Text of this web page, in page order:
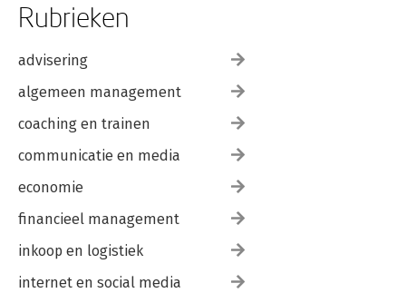
Rubrieken
advisering
algemeen management
coaching en trainen
communicatie en media
economie
financieel management
inkoop en logistiek
internet en social media